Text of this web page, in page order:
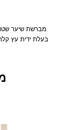
מברשת שיער
בעלת ידית עץ